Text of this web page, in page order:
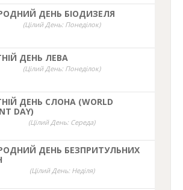
ДЕНЬ БІОДИЗЕЛЯ
(Цілий День: Понеділок)
ДЕНЬ ЛЕВА
(Цілий День: Понеділок)
ДЕНЬ СЛОНА (WORLD
DAY)
(Цілий День: Середа)
ДЕНЬ БЕЗПРИТУЛЬНИХ
(Цілий День: Неділя)